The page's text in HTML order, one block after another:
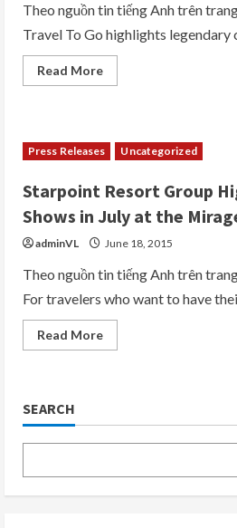
Theo nguồn tin tiếng Anh trên
Travel To Go highlights legendary
Read MoreRead
more
To
Go
President
Lists
the
Top
Comedy
to
See
in
Vegas
this
August
Press Releases Uncategorized
Starpoint Resort Group
Shows in July at the
adminVL June 18, 2015
Theo nguồn tin tiếng Anh trên
For travelers who want to have
Read MoreRead
more
Comedy
in
at
Mirage
SEARCH